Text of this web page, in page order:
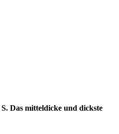
Das mitteldicke und dickste